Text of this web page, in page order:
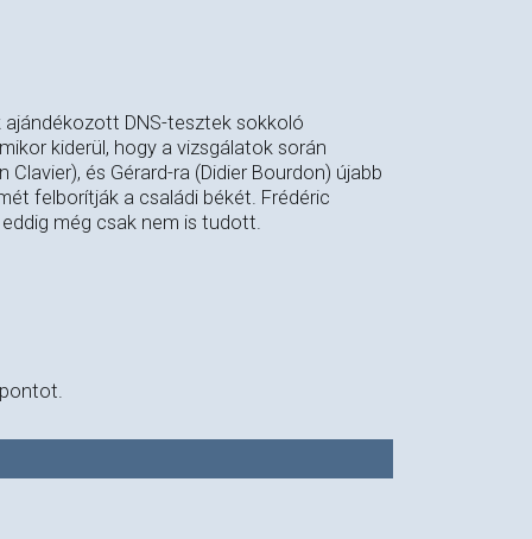
ajándékozott DNS-tesztek sokkoló
kiderül, hogy a vizsgálatok során
és Gérard-ra (Didier Bourdon) újabb
felborítják a családi békét. Frédéric
még csak nem is tudott.